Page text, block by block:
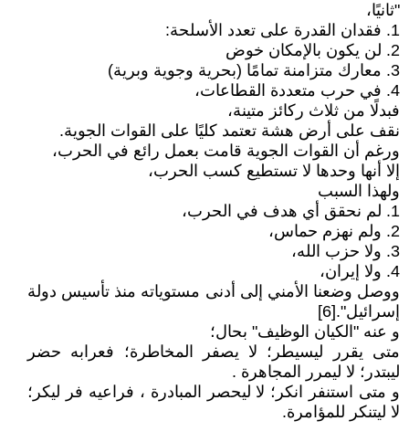
"ثانيًا،
1. فقدان القدرة على تعدد الأسلحة:
2. لن يكون بالإمكان خوض
3. معارك متزامنة تمامًا (بحرية وجوية وبرية)
4. في حرب متعددة القطاعات،
فبدلًا من ثلاث ركائز متينة،
نقف على أرض هشة تعتمد كليًا على القوات الجوية.
ورغم أن القوات الجوية قامت بعمل رائع في الحرب،
إلا أنها وحدها لا تستطيع كسب الحرب،
ولهذا السبب
1. لم نحقق أي هدف في الحرب،
2. ولم نهزم حماس،
3. ولا حزب الله،
4. ولا إيران،
ووصل وضعنا الأمني ​​إلى أدنى مستوياته منذ تأسيس دولة
إسرائيل".[6]
و عنه "الكيان الوظيف" بحال؛
متى يقرر ليسيطر؛ لا يصفر المخاطرة؛ فعرابه حضر
ليبتدر؛ لا ليمرر المجاهرة .
و متى استنفر انكر؛ لا ليحصر المبادرة ، فراعيه فر ليكر؛
لا ليتنكر للمؤامرة.